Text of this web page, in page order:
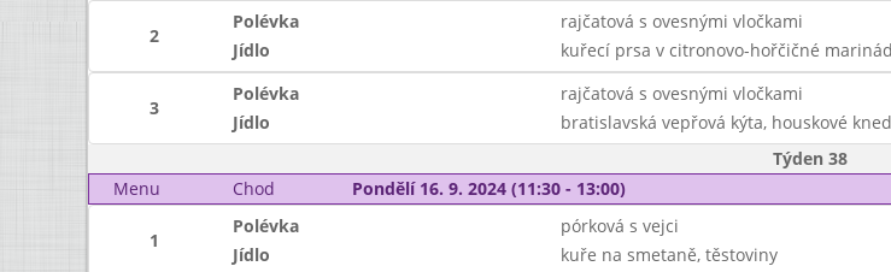
2
Polévka rajčatová s ovesnými vločkami
Jídlo
kuřecí prsa v citronovo-hořčičné
3
Polévka rajčatová s ovesnými vločkami
Jídlo
bratislavská vepřová kýta, houskové
Týden 38
Menu
Chod Pondělí 16. 9. 2024 (11:30 - 13:00)
1
Polévka pórková s vejci
Jídlo
kuře na smetaně, těstoviny